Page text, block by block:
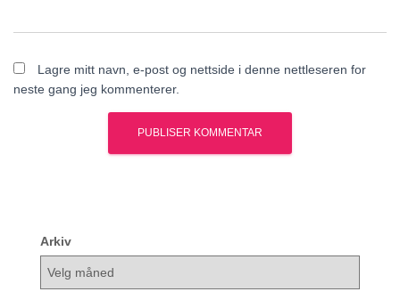
Lagre mitt navn, e-post og nettside i denne nettleseren for
neste gang jeg kommenterer.
Arkiv